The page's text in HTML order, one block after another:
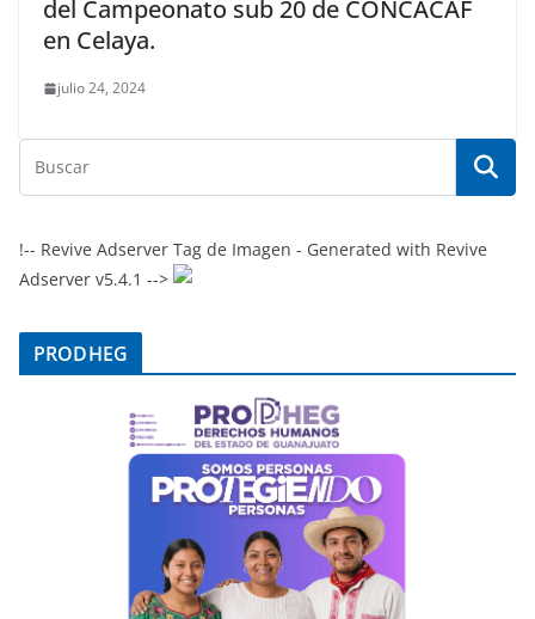
del Campeonato sub 20 de CONCACAF
en Celaya.
julio 24, 2024
!-- Revive Adserver Tag de Imagen - Generated with Revive
Adserver v5.4.1 -->
PRODHEG